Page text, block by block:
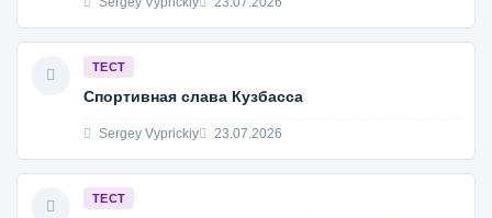
ТЕСТ
Спортивная слава Кузбасса
Sergey Vyprickiy 23.07.2026
ТЕСТ